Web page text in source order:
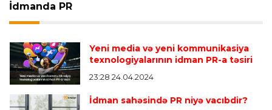
İdmanda PR
Yeni media və yeni kommunikasiya
texnologiyalarının idman PR-a təsiri
23:28 24.04.2024
İdman sahəsində PR niyə vacıbdir?